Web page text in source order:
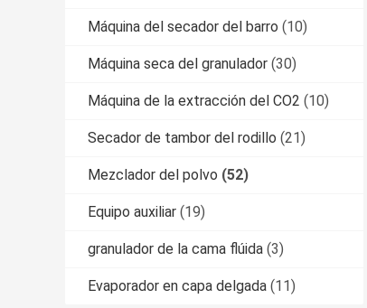
Máquina del secador del barro (10)
Máquina seca del granulador (30)
Máquina de la extracción del CO2 (10)
Secador de tambor del rodillo (21)
Mezclador del polvo (52)
Equipo auxiliar (19)
granulador de la cama flúida (3)
Evaporador en capa delgada (11)